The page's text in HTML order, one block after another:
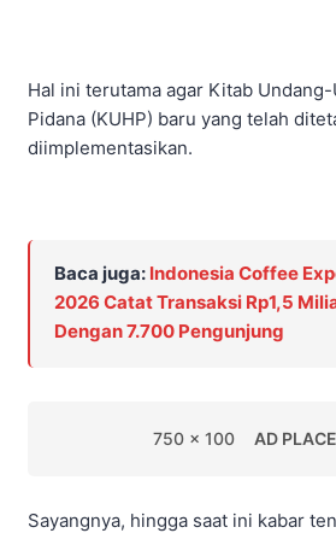
Hal ini terutama agar Kitab
Pidana (KUHP) baru yang telah
diimplementasikan.
Baca juga: Indonesia Coffee
2026 Catat Transaksi Rp1,5
Dengan 7.700 Pengunjung
750 x 100 AD
Sayangnya, hingga saat ini kabar